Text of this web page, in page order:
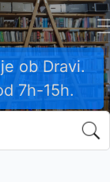
ob Dravi.
7h-15h.